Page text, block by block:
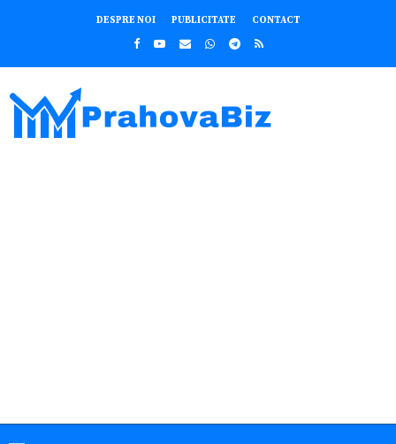
DESPRE NOI PUBLICITATE CONTACT